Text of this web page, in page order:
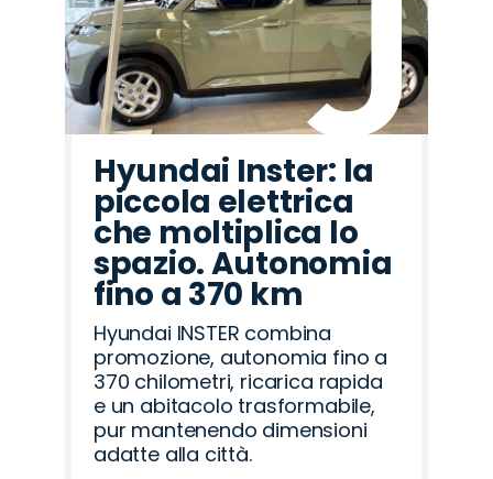
Hyundai Inster: la
piccola elettrica
che moltiplica lo
spazio. Autonomia
fino a 370 km
Hyundai INSTER combina
promozione, autonomia fino a
370 chilometri, ricarica rapida
e un abitacolo trasformabile,
pur mantenendo dimensioni
adatte alla città.